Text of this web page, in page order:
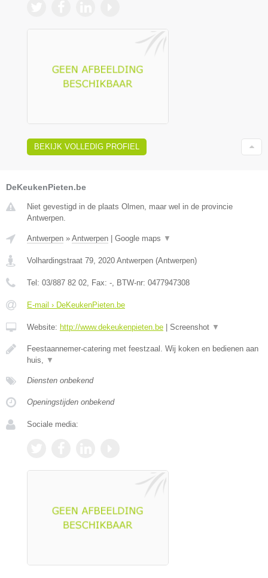
BEKIJK VOLLEDIG PROFIEL
DeKeukenPieten.be
Niet gevestigd in de plaats Olmen, maar wel in de provincie
Antwerpen.
Antwerpen » Antwerpen Google maps ▼
Volhardingstraat 79, 2020 Antwerpen (Antwerpen)
Tel: 03/887 82 02, Fax: -, BTW-nr: 0477947308
E-mail › DeKeukenPieten.be
Website: http://www.dekeukenpieten.be Screenshot ▼
Feestaannemer-catering met feestzaal. Wij koken en bedienen aan
huis, ▼
Diensten onbekend
Openingstijden onbekend
Sociale media: